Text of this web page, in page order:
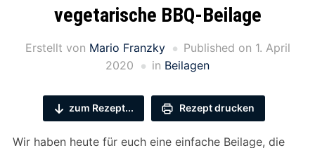
vegetarische BBQ-Beilage
Erstellt von Mario Franzky Published on 1. April
2020
in Beilagen
zum Rezept... Rezept drucken
Wir haben heute für euch eine einfache Beilage, die